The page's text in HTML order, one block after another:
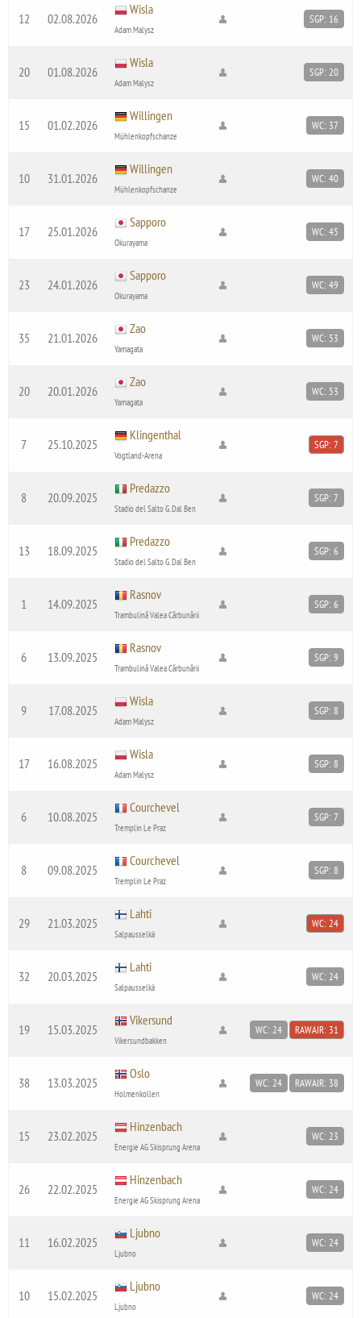
12 02.08.2026
Wisla
Adam Malysz
SGP: 16
20 01.08.2026
Wisla
Adam Malysz
SGP: 20
15 01.02.2026
Willingen
Mühlenkopfschanze
WC: 37
10 31.01.2026
Willingen
Mühlenkopfschanze
WC: 40
17 25.01.2026
Sapporo
Okurayama
WC: 45
23 24.01.2026
Sapporo
Okurayama
WC: 49
35 21.01.2026
Zao
Yamagata
WC: 53
20 20.01.2026
Zao
Yamagata
WC: 53
7 25.10.2025
Klingenthal
Vogtland-Arena
SGP: 7
8 20.09.2025
Predazzo
Stadio del Salto G. Dal Ben
SGP: 7
13 18.09.2025
Predazzo
Stadio del Salto G. Dal Ben
SGP: 6
1 14.09.2025
Rasnov
Trambulină Valea Cărbunării
SGP: 6
6 13.09.2025
Rasnov
Trambulină Valea Cărbunării
SGP: 9
9 17.08.2025
Wisla
Adam Malysz
SGP: 8
17 16.08.2025
Wisla
Adam Malysz
SGP: 8
6 10.08.2025
Courchevel
Tremplin Le Praz
SGP: 7
8 09.08.2025
Courchevel
Tremplin Le Praz
SGP: 8
29 21.03.2025
Lahti
Salpausselkä
WC: 24
32 20.03.2025
Lahti
Salpausselkä
WC: 24
19 15.03.2025
Vikersund
Vikersundbakken
WC: 24 RAWAIR: 31
38 13.03.2025
Oslo
Holmenkollen
WC: 24 RAWAIR: 38
15 23.02.2025
Hinzenbach
Energie AG Skisprung Arena
WC: 23
26 22.02.2025
Hinzenbach
Energie AG Skisprung Arena
WC: 24
11 16.02.2025
Ljubno
Ljubno
WC: 24
10 15.02.2025
Ljubno
Ljubno
WC: 24